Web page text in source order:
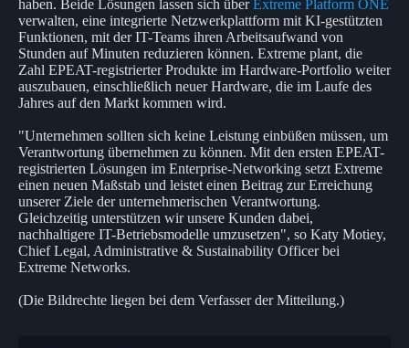
haben. Beide Lösungen lassen sich überExtreme Platform ONE
verwalten, eine integrierte Netzwerkplattform mit KI-gestützten
Funktionen, mit der IT-Teams ihren Arbeitsaufwand von
Stunden auf Minuten reduzieren können. Extreme plant, die
Zahl EPEAT-registrierter Produkte im Hardware-Portfolio weiter
auszubauen, einschließlich neuer Hardware, die im Laufe des
Jahres auf den Markt kommen wird.
"Unternehmen sollten sich keine Leistung einbüßen müssen, um
Verantwortung übernehmen zu können. Mit den ersten EPEAT-
registrierten Lösungen im Enterprise-Networking setzt Extreme
einen neuen Maßstab und leistet einen Beitrag zur Erreichung
unserer Ziele der unternehmerischen Verantwortung.
Gleichzeitig unterstützen wir unsere Kunden dabei,
nachhaltigere IT-Betriebsmodelle umzusetzen", so Katy Motiey,
Chief Legal, Administrative & Sustainability Officer bei
Extreme Networks.
(Die Bildrechte liegen bei dem Verfasser der Mitteilung.)